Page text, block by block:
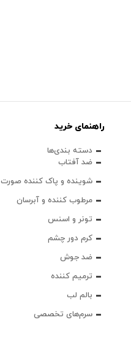
راهنمای خرید
دسته بندی‌ها
ضد آفتاب
شوینده و پاک‌ کننده صورت
مرطوب کننده و آبرسان
تونر و اسنس
کرم دور چشم
ضد جوش
ترمیم کننده
بالم لب
سرم‌های تخصصی